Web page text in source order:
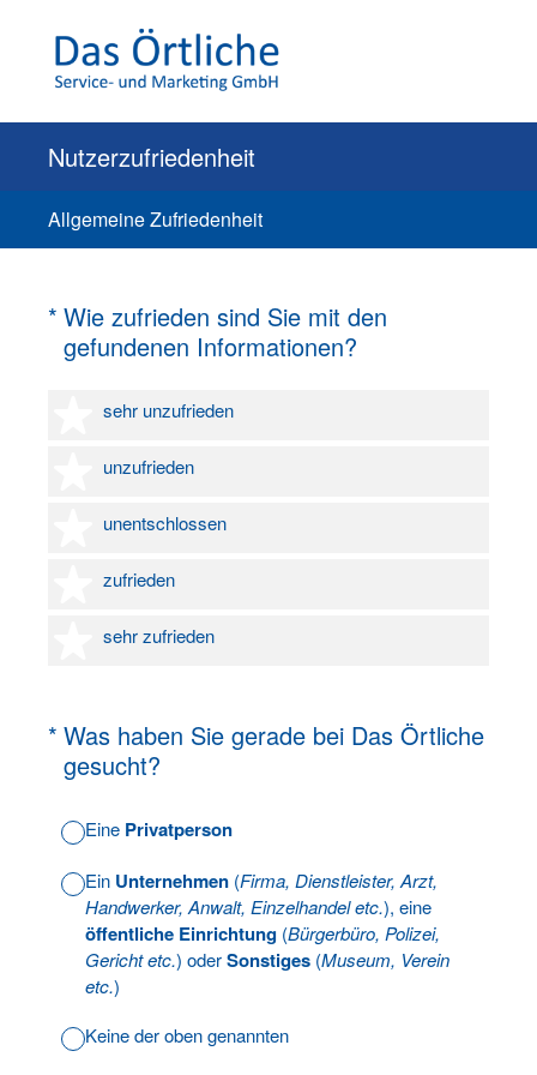
Nutzerzufriedenheit
Allgemeine Zufriedenheit
* Wie zufrieden sind Sie mit den
gefundenen Informationen?
(Erforderlich.)
sehr unzufrieden
1 Stern
unzufrieden
2 Sterne
unentschlossen
3 Sterne
zufrieden
4 Sterne
sehr zufrieden
5 Sterne
* Was haben Sie gerade bei Das Örtliche
gesucht?
(Erforderlich.)
Eine Privatperson
Ein Unternehmen (Firma, Dienstleister, Arzt,
Handwerker, Anwalt, Einzelhandel etc.), eine
öffentliche Einrichtung (Bürgerbüro, Polizei,
Gericht etc.) oderSonstiges (Museum, Verein
etc.)
Keine der oben genannten